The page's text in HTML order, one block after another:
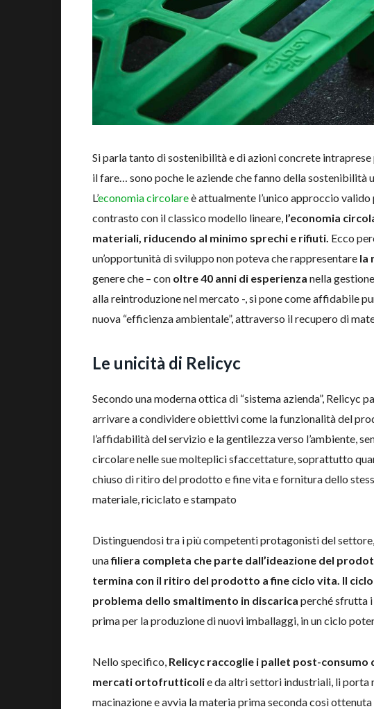
Si parla tanto di sostenibilità e di azioni concrete
il fare… sono poche le aziende che fanno della sostenibilità
L’economia circolareè attualmente l’unico approccio valido
contrasto con il classico modello lineare, l’economia
materiali, riducendo al minimo sprechi e rifiuti. Ecco
un’opportunità di sviluppo non poteva che rappresentare la
genere che – con oltre 40 anni di esperienza nella
alla reintroduzione nel mercato -, si pone come affidabile
nuova “efficienza ambientale”, attraverso il recupero di
Le unicità di Relicyc
Secondo una moderna ottica di “sistema azienda”, Relicyc
arrivare a condividere obiettivi come la funzionalità del
l’affidabilità del servizio e la gentilezza verso l’ambiente,
circolare nelle sue molteplici sfaccettature, soprattutto
chiuso di ritiro del prodotto e fine vita e fornitura dello
materiale, riciclato e stampato
Distinguendosi tra i più competenti protagonisti del
unafiliera completa che parte dall’ideazione del
termina con il ritiro del prodotto a fine ciclo vita. Il
problema dello smaltimento in discarica perché sfrutta
prima per la produzione di nuovi imballaggi, in un ciclo
Nello specifico, Relicyc raccoglie i pallet post-
mercati ortofrutticolie da altri settori industriali, li porta
macinazione e avvia la materia prima seconda così